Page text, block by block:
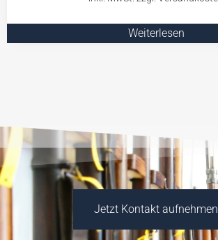
Weiterlesen
Jetzt Kontakt aufnehmen